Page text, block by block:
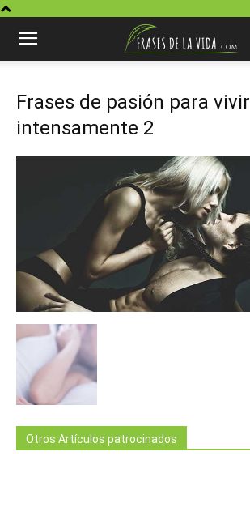
Frases de pasión para vivir
intensamente 2
Otros Artículos patrocinados